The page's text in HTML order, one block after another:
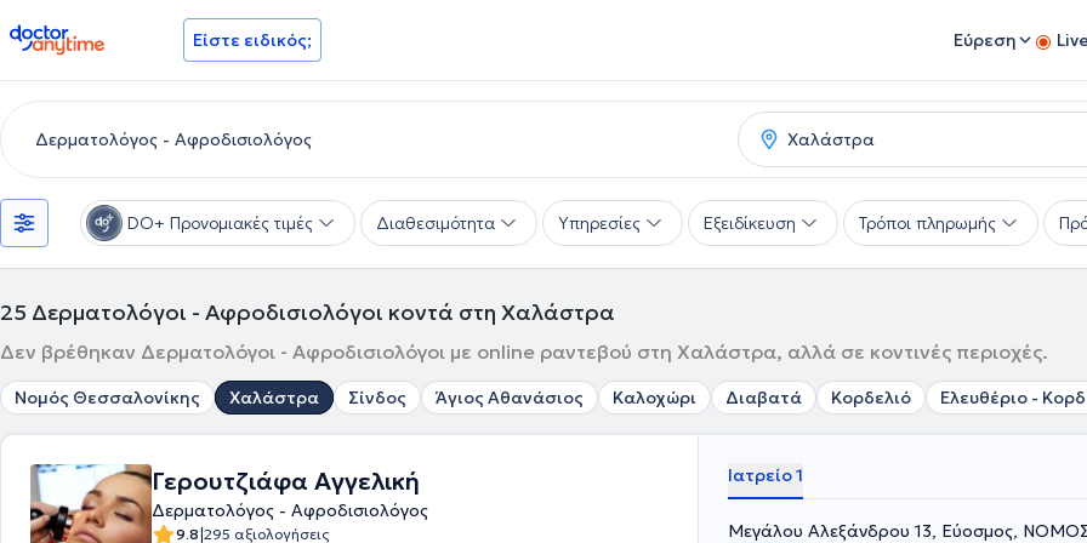
doctoranytime Είστε ειδικός; Εύρεση
DO+ Προνομιακές τιμές Διαθεσιμότητα Υπηρεσίες Εξειδίκευση Τρόποι πληρωμής
25 Δερματολόγοι - Αφροδισιολόγοι κοντά στη Χαλάστρα
Δεν βρέθηκαν Δερματολόγοι - Αφροδισιολόγοι με online ραντεβού στη Χαλάστρα, αλλά σε κοντινές περιοχές.
Νομός Θεσσαλονίκης Χαλάστρα Σίνδος Άγιος Αθανάσιος Καλοχώρι Διαβατά Κορδελιό Ελευθέριο -
Γερουτζιάφα Αγγελική
Δερματολόγος - Αφροδισιολόγος
9.8|295 αξιολογήσεις
Ιατρείο 1
Μεγάλου Αλεξάνδρου 13, Εύοσμος,